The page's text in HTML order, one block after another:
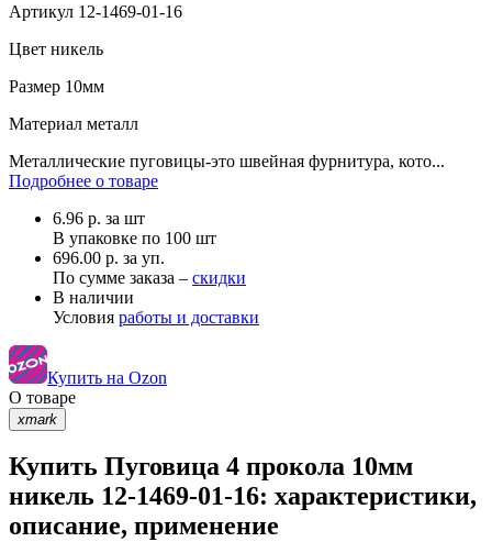
Артикул 12-1469-01-16
Цвет никель
Размер 10мм
Материал металл
Металлические пуговицы-это швейная фурнитура, кото...
Подробнее о товаре
6.96 р. за шт
В упаковке по 100 шт
696.00 р. за уп.
По сумме заказа – скидки
В наличии
Условия работы и доставки
Купить на Ozon
О товаре
xmark
Купить Пуговица 4 прокола 10мм
никель 12-1469-01-16: характеристики,
описание, применение